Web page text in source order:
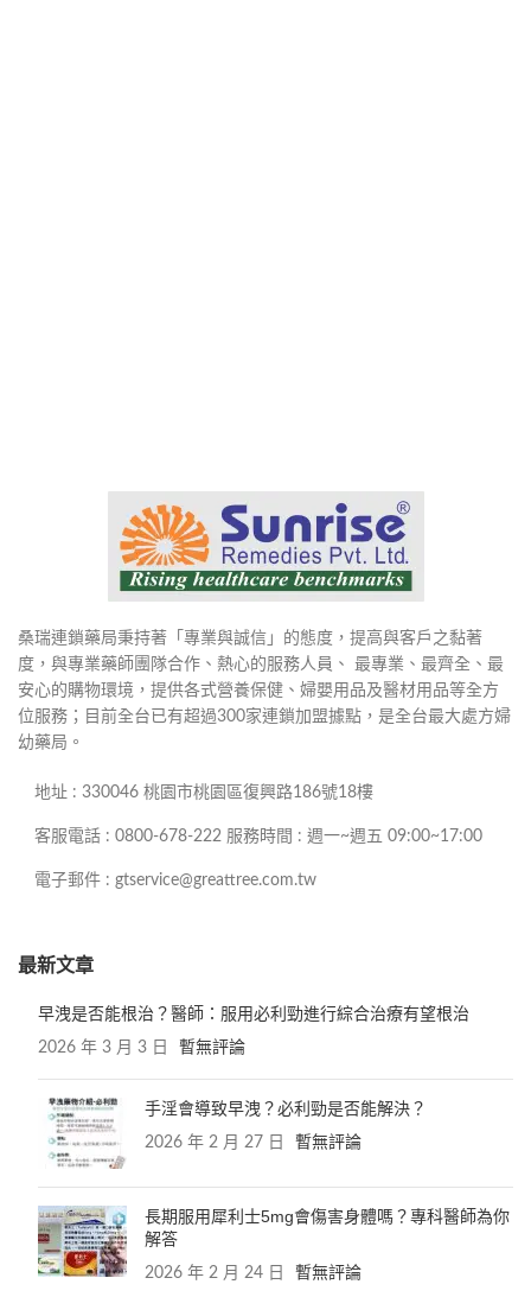
桑瑞連鎖藥局秉持著「專業與誠信」的態度，提高與客戶之黏著
度，與專業藥師團隊合作、熱心的服務人員、 最專業、最齊全、最
安心的購物環境，提供各式營養保健、婦嬰用品及醫材用品等全方
位服務；目前全台已有超過300家連鎖加盟據點，是全台最大處方婦
幼藥局。
地址 : 330046 桃園市桃園區復興路186號18樓
客服電話 : 0800-678-222 服務時間 : 週一~週五 09:00~17:00
電子郵件 : gtservice@greattree.com.tw
最新文章
早洩是否能根治？醫師：服用必利勁進行綜合治療有望根治
2026 年 3 月 3 日 暫無評論
手淫會導致早洩？必利勁是否能解決？
2026 年 2 月 27 日 暫無評論
長期服用犀利士5mg會傷害身體嗎？專科醫師為你
解答
2026 年 2 月 24 日 暫無評論